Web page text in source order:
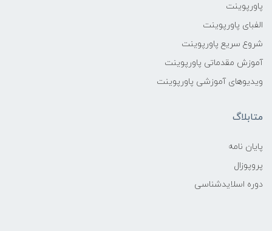
پاورپوینت
الفبای پاورپوینت
شروع سریع پاورپوینت
آموزش مقدماتی پاورپوینت
ویدیوهای آموزشی پاورپوینت
متابلاگ
پایان نامه
پروپوزال
دوره اسلایدشناسی